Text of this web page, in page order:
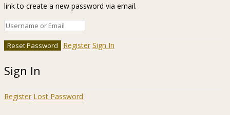
link to create a new password via email.
Register Sign In
Sign In
Register Lost Password